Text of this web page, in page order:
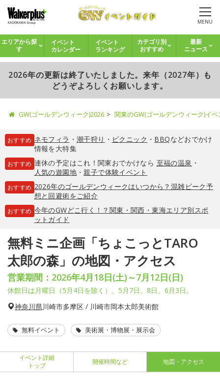
MENU
エリアから探
す
イベント
カレンダー
イベント
ランキング
カテゴリ別
おすすめ
最新
ニュース
2026年の更新は終了いたしました。来年（2027年）も
どうぞよろしくお願いします。
GW(ゴールデンウィーク)2026 関東のGW(ゴールデンウィーク)イ
おすすめ ネモフィラ ・ 潮干狩り ・ ピクニック ・ BBQなどおでかけ
情報を大特集
おすすめ 連休の予定はこれ！関東おでかけなら 至福の温泉 ・
人気の遊園地・親子で体験イベント
おすすめ 2026年のゴールデンウィークはいつから？混雑ピーク予
想と回避術をご紹介
おすすめ 今年のGWどこ行く！？関東・関西・東海エリア別スポ
ットガイド
無料ミニ企画「ちょこっとTARO
太郎の森」の地図・アクセス
営業期間：2026年4月18日(土)～7月12日(日)
休館日は月曜日（5月4日を除く）、5月7日、8日、6月3日。
神奈川県川崎市多摩区 / 川崎市岡本太郎美術館
無料イベント 美術展・博物展・展示会
イベント詳細
トップ
開催時間など 地図・アクセス